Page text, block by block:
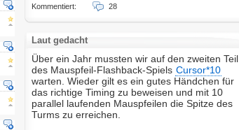
Kommentiert:
28
Laut gedacht
Über ein Jahr mussten wir auf den zweiten Teil
des Mauspfeil-Flashback-Spiels Cursor*10
warten. Wieder gilt es ein gutes Händchen für
das richtige Timing zu beweisen und mit 10
parallel laufenden Mauspfeilen die Spitze des
Turms zu erreichen.